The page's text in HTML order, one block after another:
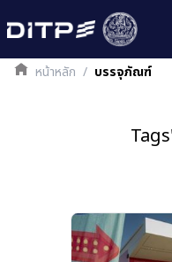
หน้าหลัก / บรรจุภัณฑ์
Tags